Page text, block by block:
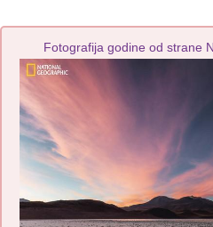
Fotografija godine od strane